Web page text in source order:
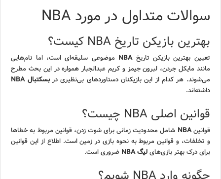
سوالات متداول در مورد NBA
بهترین بازیکن تاریخ NBA کیست؟
تعیین بهترین بازیکن تاریخNBA موضوعی سلیقه‌ای است، اما نام‌هایی
مانند مایکل جردن، لبرون جیمز و کریم عبدالجبار همواره در این بحث مطرح
می‌شوند. هر کدام از این بازیکنان دستاوردهای بی‌نظیری دربسکتبال NBA
داشته‌اند.
قوانین اصلی NBA چیست؟
قوانینNBA شامل محدودیت زمانی برای شوت زدن، قوانین مربوط به خطاها
و تخلفات، و قوانین مربوط به نحوه بازی در زمین است. اطلاع از این قوانین
برای درک بهتر بازی‌هایلیگ NBA ضروری است.